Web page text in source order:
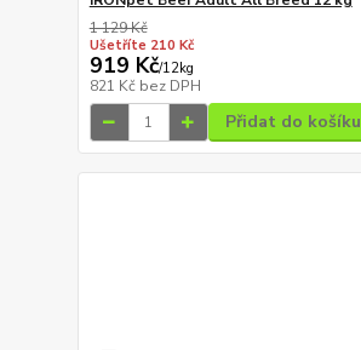
1 129 Kč
Ušetříte 210 Kč
919 Kč/12kg
821 Kč bez DPH
Přidat do košíku